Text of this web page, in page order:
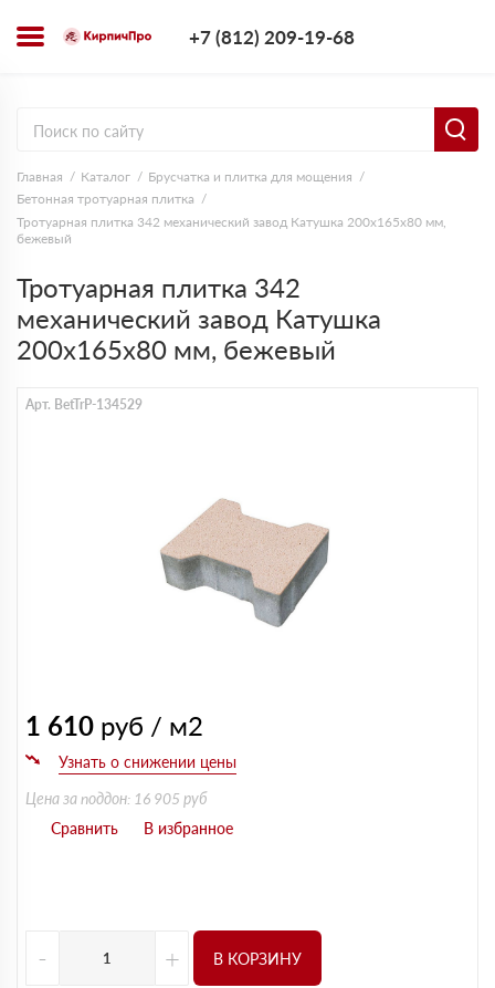
+7 (812) 209-19-68
Главная Каталог
Брусчатка и плитка для мощения
Бетонная тротуарная плитка
Тротуарная плитка 342 механический завод Катушка 200х165х80 мм,
бежевый
Тротуарная плитка 342
механический завод Катушка
200х165х80 мм, бежевый
Арт. BetTrP-134529
1 610 руб / м2
Цена за поддон: 16 905 руб
- + В КОРЗИНУ